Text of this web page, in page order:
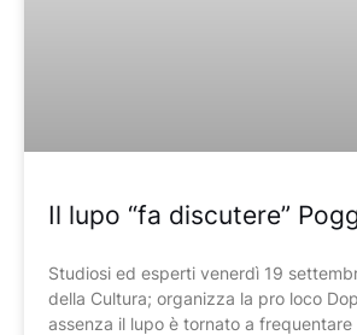
Il lupo “fa discutere”
Studiosi ed esperti venerdì 19
della Cultura; organizza la pro loco
assenza il lupo è tornato a frequentare